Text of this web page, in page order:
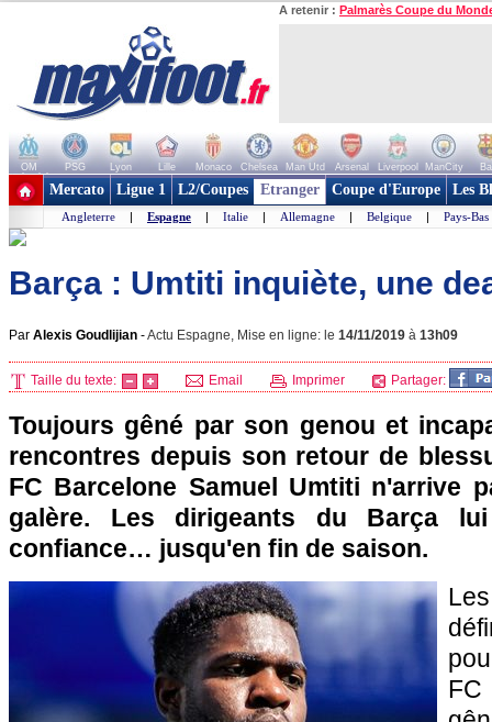
A retenir : Palmarès Coupe du
OM PSG Lyon Lille Monaco Chelsea Man Utd Arsenal Liverpool ManCity
+ de clubs
Mercato Ligue 1 L2/Coupes Etranger Coupe d'Europe Les
Angleterre | Espagne | Italie | Allemagne | Belgique | Pays-Bas
Barça : Umtiti inquiète, une
Par Alexis Goudlijian -Actu Espagne, Mise en ligne: le 14/11/2019 à 13h09
Taille du texte: Email Imprimer Partager:
Toujours gêné par son genou et
rencontres depuis son retour de
FC Barcelone Samuel Umtiti n'arrive
galère. Les dirigeants du Barça
confiance… jusqu'en fin de saison.
FC